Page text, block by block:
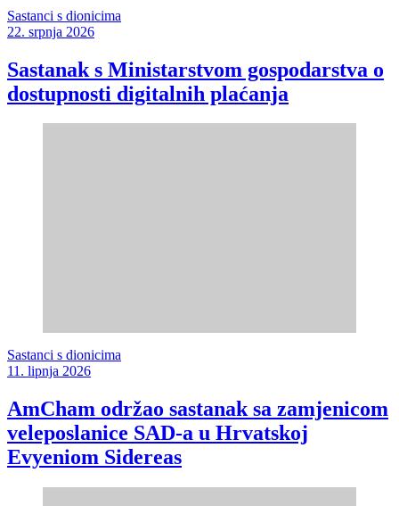
Sastanci s dionicima
22. srpnja 2026
Sastanak s Ministarstvom gospodarstva o
dostupnosti digitalnih plaćanja
Sastanci s dionicima
11. lipnja 2026
AmCham održao sastanak sa zamjenicom
veleposlanice SAD-a u Hrvatskoj
Evyeniom Sidereas